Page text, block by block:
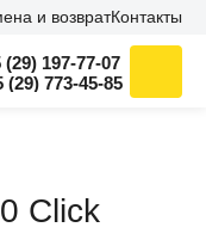
(29) 197-77-07
(29) 773-45-85
и возвратКонтакты
Click